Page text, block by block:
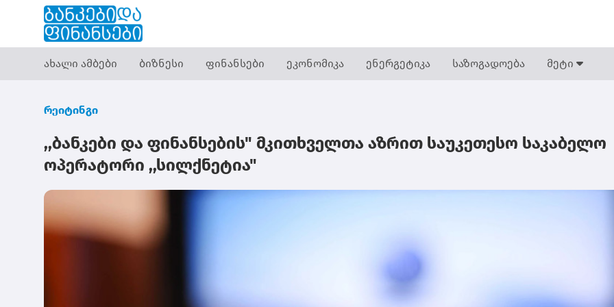
ახალი ამბები ბიზნესი ფინანსები ეკონომიკა ენერგეტიკა საზოგადოება მეტი
რეიტინგი
,,ბანკები და ფინანსების" მკითხველთა აზრით საუკეთესო საკაბელო
ოპერატორი ,,სილქნეტია"